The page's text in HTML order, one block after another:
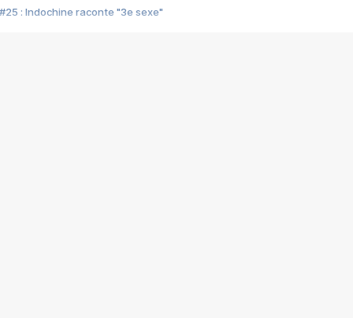
#25 : Indochine raconte "3e sexe"